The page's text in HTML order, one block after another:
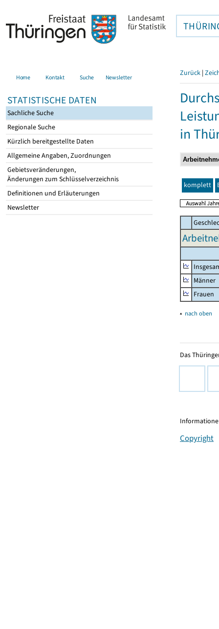
Home Kontakt Suche Newsletter
STATISTISCHE DATEN
Sachliche Suche
Regionale Suche
Kürzlich bereitgestellte Daten
Allgemeine Angaben, Zuordnungen
Gebietsveränderungen,
Änderungen zum Schlüsselverzeichnis
Definitionen und Erläuterungen
Newsletter
Zurück |
in
komplett
Männer
Frauen
▴ nach oben
Das
Copyright